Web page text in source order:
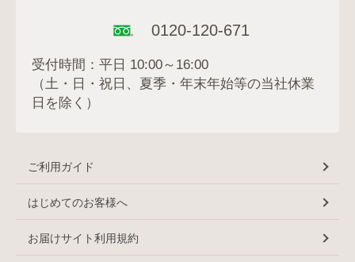
0120-120-671
受付時間：平日 10:00～16:00
（土・日・祝日、夏季・年末年始等の当社休業
日を除く）
ご利用ガイド
はじめてのお客様へ
お届けサイト利用規約